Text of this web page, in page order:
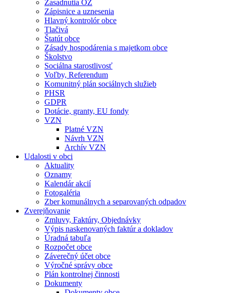
Zasadnutia OZ
Zápisnice a uznesenia
Hlavný kontrolór obce
Tlačivá
Štatút obce
Zásady hospodárenia s majetkom obce
Školstvo
Sociálna starostlivosť
Voľby, Referendum
Komunitný plán sociálnych služieb
PHSR
GDPR
Dotácie, granty, EU fondy
VZN
Platné VZN
Návrh VZN
Archív VZN
Udalosti v obci
Aktuality
Oznamy
Kalendár akcií
Fotogaléria
Zber komunálnych a separovaných odpadov
Zverejňovanie
Zmluvy, Faktúry, Objednávky
Výpis naskenovaných faktúr a dokladov
Úradná tabuľa
Rozpočet obce
Záverečný účet obce
Výročné správy obce
Plán kontrolnej činnosti
Dokumenty